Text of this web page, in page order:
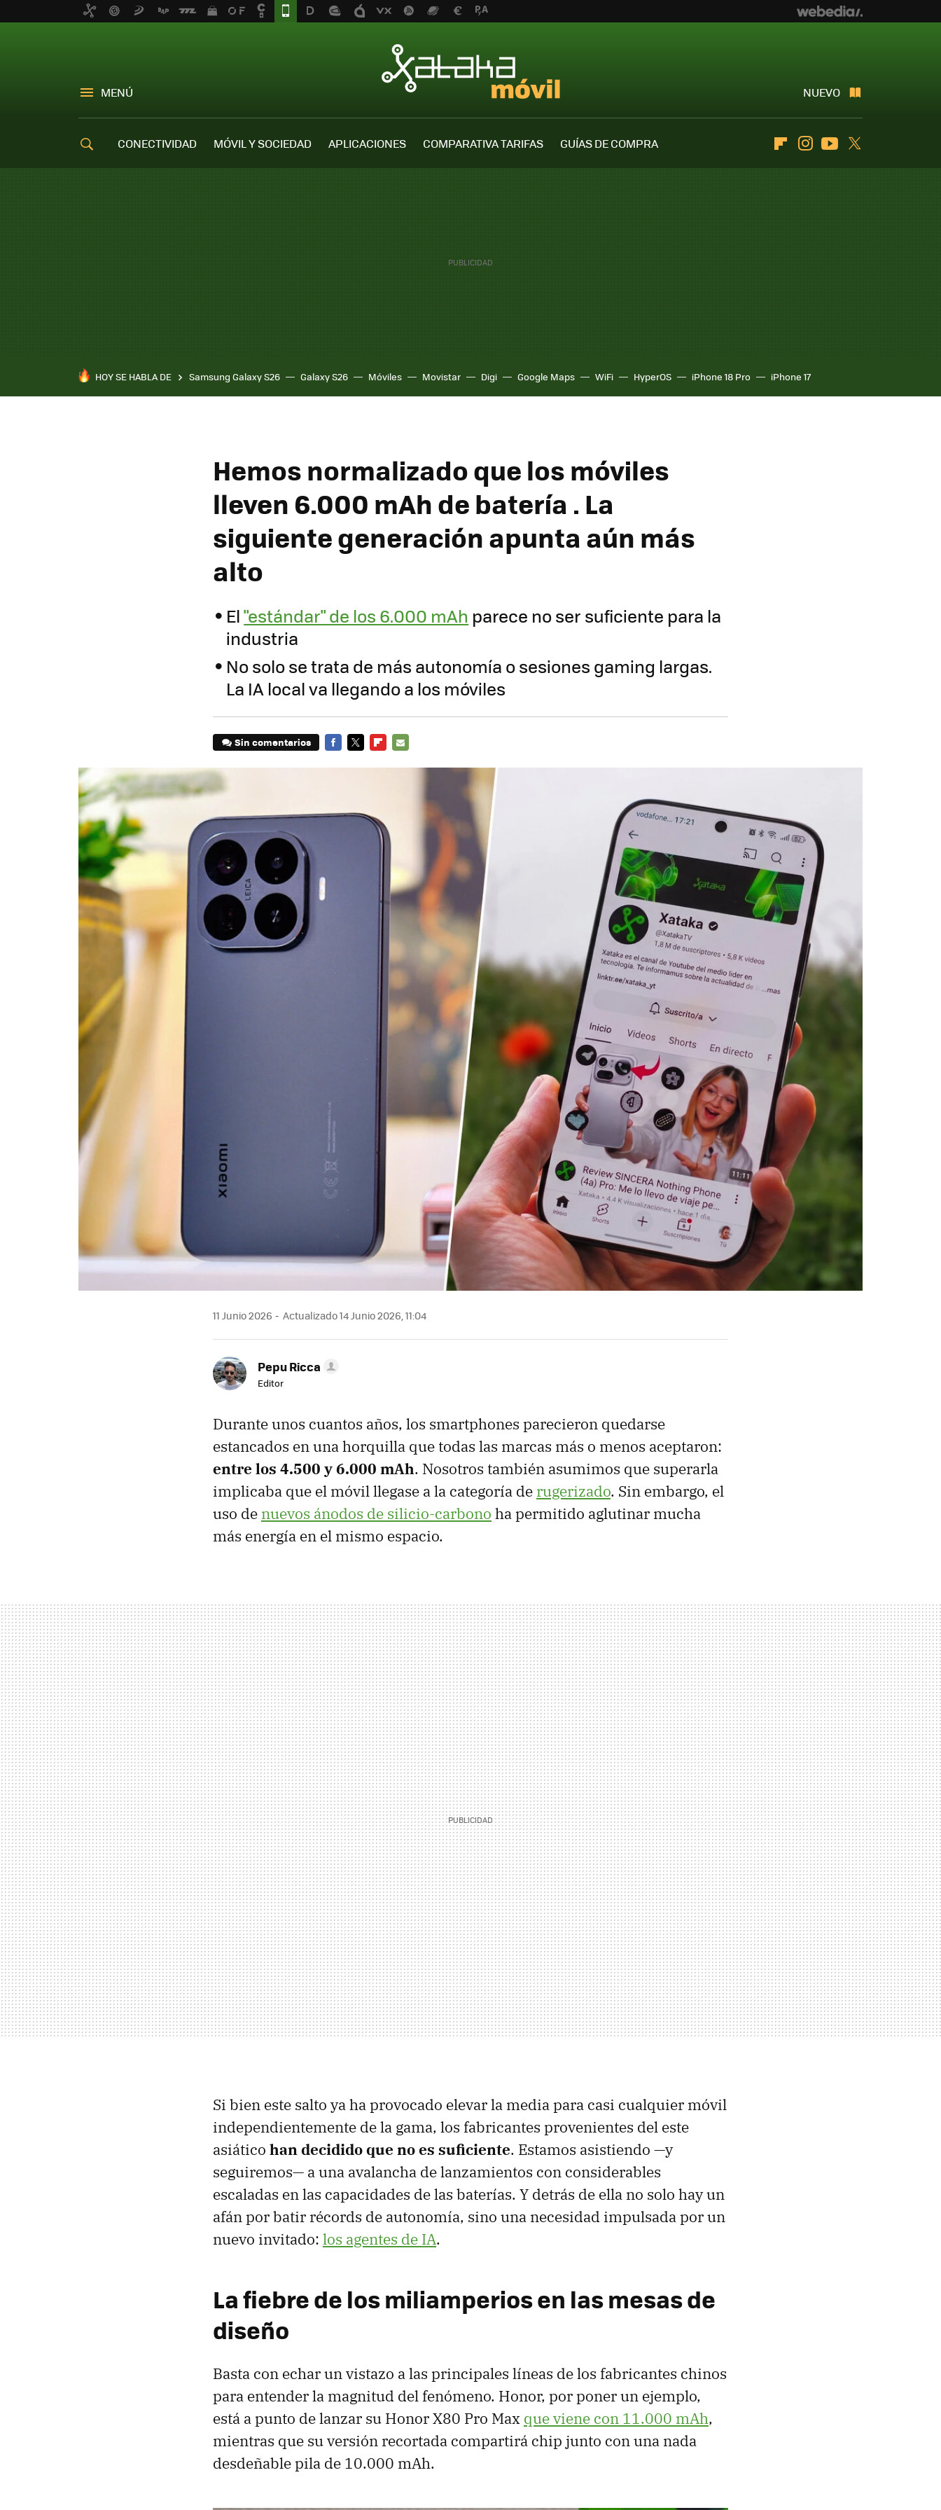
MENÚ NUEVO
CONECTIVIDAD MÓVIL Y SOCIEDAD APLICACIONES COMPARATIVA TARIFAS
GUÍAS DE COMPRA
FlipboardInstagramYoutube
HOY SE HABLA DE Samsung Galaxy S26 Galaxy S26 Móviles Movistar Digi Google Maps WiFi HyperOS iPhone 18 Pro iPhone 17
Hemos normalizado que los móviles
lleven 6.000 mAh de batería . La
siguiente generación apunta aún más
alto
El"estándar" de los 6.000 mAh parece no ser suficiente para la
industria
No solo se trata de más autonomía o sesiones gaming largas.
La IA local va llegando a los móviles
Sin comentarios
11 Junio 2026 Actualizado 14 Junio 2026, 11:04
Pepu Ricca
Editor
Durante unos cuantos años, los smartphones parecieron quedarse
estancados en una horquilla que todas las marcas más o menos aceptaron:
entre los 4.500 y 6.000 mAh. Nosotros también asumimos que superarla
implicaba que el móvil llegase a la categoría de rugerizado. Sin embargo, el
uso de nuevos ánodos de silicio-carbono ha permitido aglutinar mucha
más energía en el mismo espacio.
Si bien este salto ya ha provocado elevar la media para casi cualquier móvil
independientemente de la gama, los fabricantes provenientes del este
asiático han decidido que no es suficiente. Estamos asistiendo —y
seguiremos— a una avalancha de lanzamientos con considerables
escaladas en las capacidades de las baterías. Y detrás de ella no solo hay un
afán por batir récords de autonomía, sino una necesidad impulsada por un
nuevo invitado: los agentes de IA.
La fiebre de los miliamperios en las mesas de
diseño
Basta con echar un vistazo a las principales líneas de los fabricantes chinos
para entender la magnitud del fenómeno. Honor, por poner un ejemplo,
está a punto de lanzar su Honor X80 Pro Max que viene con 11.000 mAh,
mientras que su versión recortada compartirá chip junto con una nada
desdeñable pila de 10.000 mAh.